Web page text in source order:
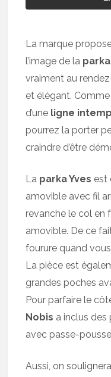
La marque
l’image de la
vraiment au
et élégant.
d’une ligne
pourrez la porter
craindre d’être
La parka Yves est
amovible avec fil
revanche le col en
amovible. De ce
fourure quand
La pièce est
grandes poches
Pour parfaire le
Nobis a inclus des
avec passe-
Aussi, on